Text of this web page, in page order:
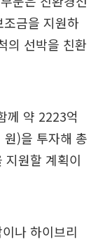
금을 지원하
의 선박을 친환
께 약 2223억
)을 투자해 총
지원할 계획이
나 하이브리